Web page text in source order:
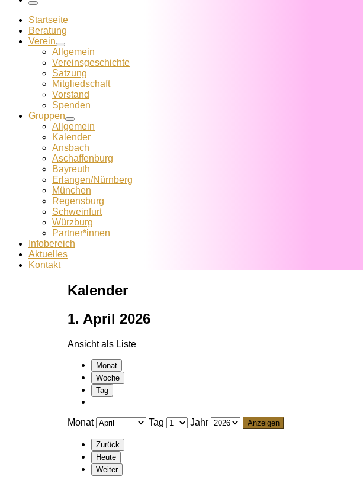
Menü
Startseite
Beratung
Verein
Allgemein
Vereins­geschichte
Satzung
Mitglied­schaft
Vorstand
Spenden
Gruppen
Allgemein
Kalender
Ansbach
Aschaffenburg
Bayreuth
Erlangen/Nürnberg
München
Regensburg
Schweinfurt
Würzburg
Partner*innen
Infobereich
Aktuelles
Kontakt
Kalender
1. April 2026
Ansicht als Liste
Monat
Woche
Tag
Monat Tag Jahr
Zurück
Heute
Weiter